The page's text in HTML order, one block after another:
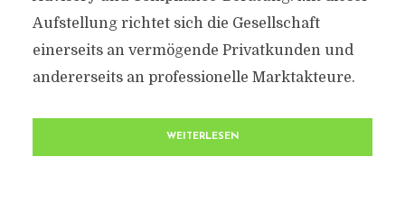
Aufstellung richtet sich die Gesellschaft
einerseits an vermögende Privatkunden und
andererseits an professionelle Marktakteure.
WEITERLESEN